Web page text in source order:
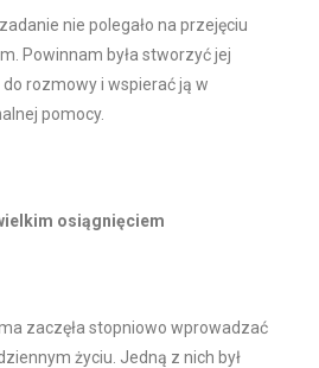
nie polegało na przejęciu
Powinnam była stworzyć jej
rozmowy i wspierać ją w
pomocy.
osiągnięciem
zaczęła stopniowo wprowadzać
życiu. Jedną z nich był